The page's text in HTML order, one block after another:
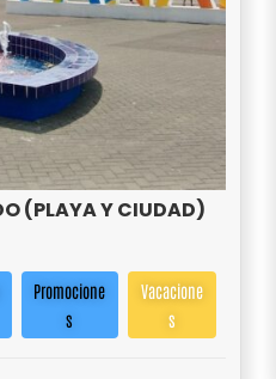
(PLAYA Y CIUDAD)
Promocione
s
Vacacione
s